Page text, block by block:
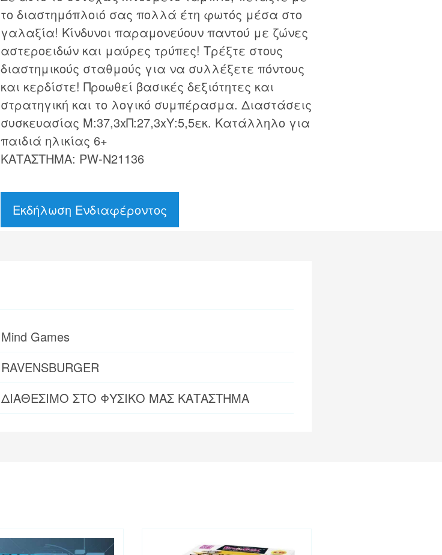
το διαστημόπλοιό σας πολλά έτη φωτός μέσα στο
γαλαξία! Κίνδυνοι παραμονεύουν παντού με ζώνες
αστεροειδών και μαύρες τρύπες! Τρέξτε στους
διαστημικούς σταθμούς για να συλλέξετε πόντους
και κερδίστε! Προωθεί βασικές δεξιότητες και
στρατηγική και το λογικό συμπέρασμα. Διαστάσεις
συσκευασίας Μ:37,3xΠ:27,3xΥ:5,5εκ. Κατάλληλο για
παιδιά ηλικίας 6+
ΚΑΤΑΣΤΗΜΑ: PW-N21136
Εκδήλωση Ενδιαφέροντος
Mind Games
RAVENSBURGER
ΔΙΑΘΕΣΙΜΟ ΣΤΟ ΦΥΣΙΚΟ ΜΑΣ ΚΑΤΑΣΤΗΜΑ